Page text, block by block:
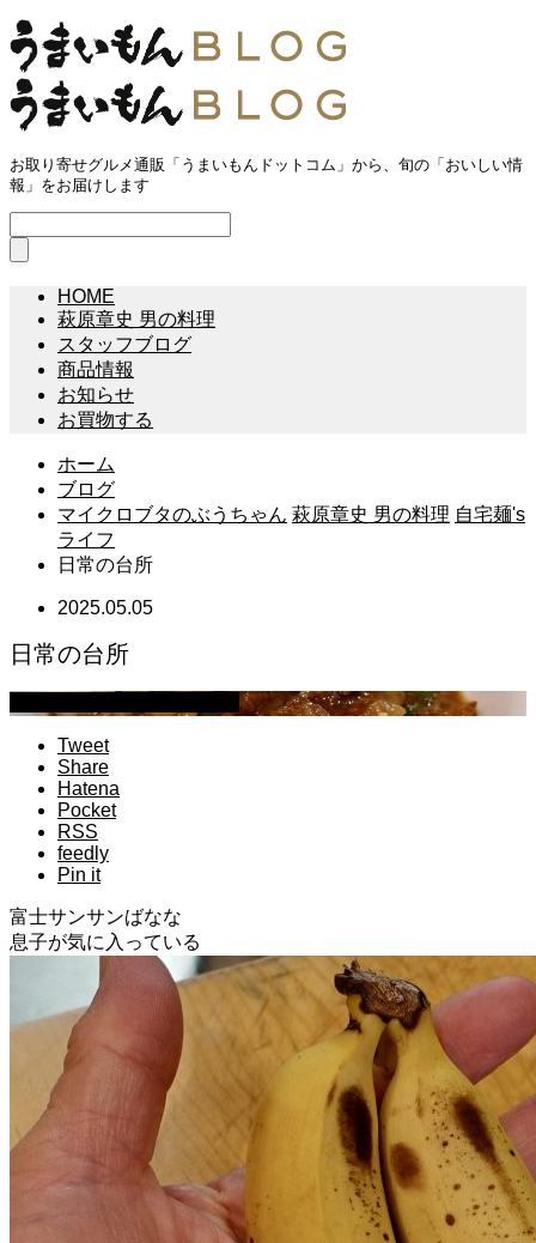
お取り寄せグルメ通販「うまいもんドットコム」から、旬の「おいしい情
報」をお届けします
HOME
萩原章史 男の料理
スタッフブログ
商品情報
お知らせ
お買物する
ホーム
ブログ
マイクロブタのぶうちゃん 萩原章史 男の料理 自宅麺's
ライフ
日常の台所
2025.05.05
日常の台所
Tweet
Share
Hatena
Pocket
RSS
feedly
Pin it
富士サンサンばなな
息子が気に入っている